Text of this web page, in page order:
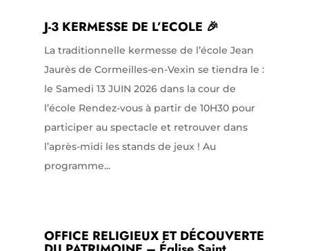
J-3 KERMESSE DE L’ECOLE 🎉
La traditionnelle kermesse de l’école Jean
Jaurès de Cormeilles-en-Vexin se tiendra le :
le Samedi 13 JUIN 2026 dans la cour de
l’école Rendez-vous à partir de 10H30 pour
participer au spectacle et retrouver dans
l’après-midi les stands de jeux ! Au
programme...
OFFICE RELIGIEUX ET DÉCOUVERTE